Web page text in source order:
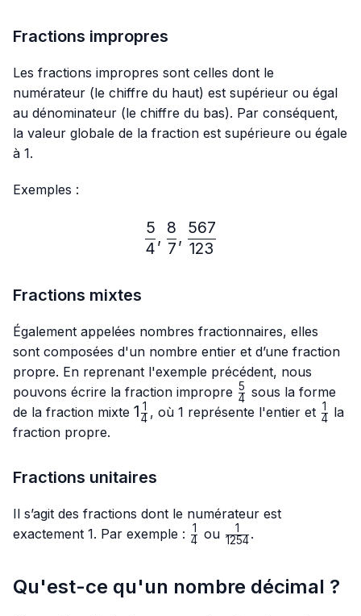
Fractions impropres
Les fractions impropres sont celles dont le
numérateur (le chiffre du haut) est supérieur ou égal
au dénominateur (le chiffre du bas). Par conséquent,
la valeur globale de la fraction est supérieure ou égale
à 1.
Exemples :
4
5
,
7
8
,
123
567
Fractions mixtes
Également appelées nombres fractionnaires, elles
sont composées d'un nombre entier et d’une fraction
propre. En reprenant l'exemple précédent, nous
pouvons écrire la fraction impropre \frac{5}
{4}
4
5 sous la forme
de la fraction mixte 1\frac{1}
1 4
1 , où 1 représente l'entier et 4
1
la
fraction propre.
Fractions unitaires
Il s’agit des fractions dont le numérateur est
exactement 1. Par exemple : \frac{1}
4
1 ou \frac{1}
1254
1 .
Qu'est-ce qu'un nombre décimal ?